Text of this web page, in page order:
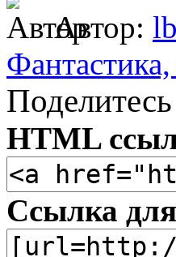
Автор:
HTML
Ссылка